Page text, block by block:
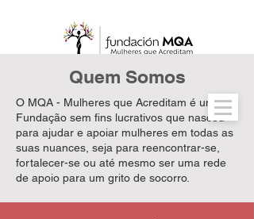
Quem Somos
O MQA - Mulheres que Acreditam é uma
Fundação sem fins lucrativos que nasceu
para ajudar e apoiar mulheres em todas as
suas nuances, seja para reencontrar-se,
fortalecer-se ou até mesmo ser uma rede
de apoio para um grito de socorro.